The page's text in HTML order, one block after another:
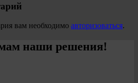
вам необходимо авторизоваться.
наши решения!